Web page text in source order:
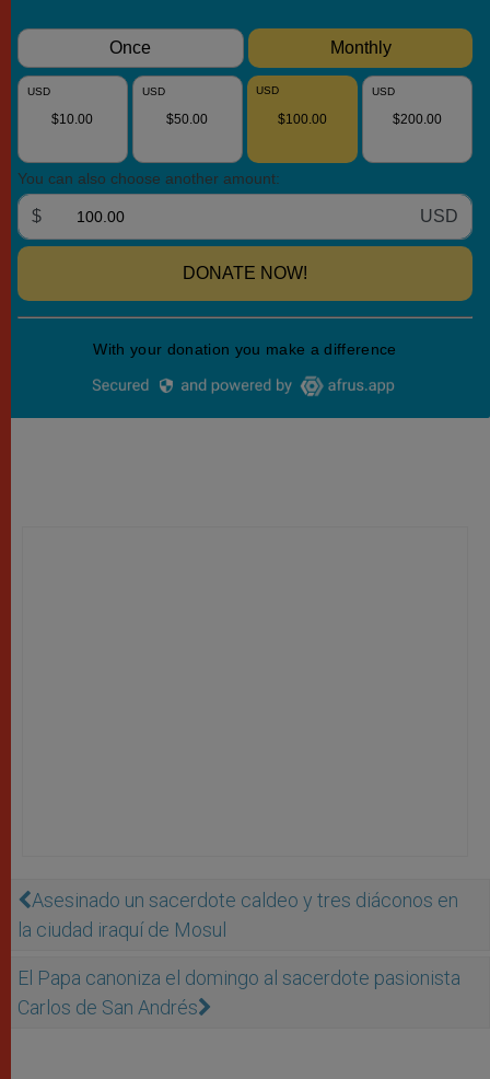
Asesinado un sacerdote caldeo y tres diáconos en
la ciudad iraquí de Mosul
El Papa canoniza el domingo al sacerdote pasionista
Carlos de San Andrés